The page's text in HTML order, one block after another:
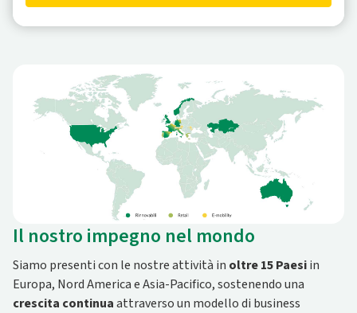
Il nostro impegno nel mondo
Siamo presenti con le nostre attività in oltre 15 Paesiin
Europa, Nord America e Asia-Pacifico, sostenendo una
crescita continuaattraverso un modello di business